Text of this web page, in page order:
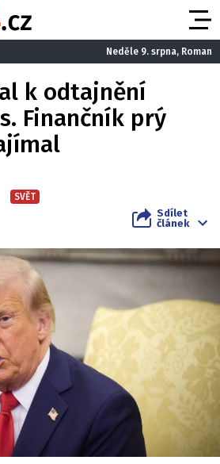
Neděle 9. srpna, Roman
k odtajnění
Finančník prý
SVĚT
Sdílet
článek